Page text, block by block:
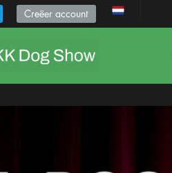
Creëer account